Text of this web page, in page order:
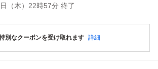
（木）22時57分 終了
別なクーポンを受け取れます 詳細